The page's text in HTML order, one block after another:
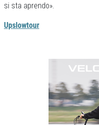
si sta aprendo».
Upslowtour